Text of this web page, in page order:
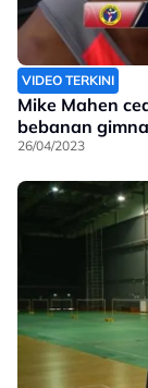
VIDEO TERKINI
Mike Mahen
bebanan
26/04/2023